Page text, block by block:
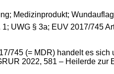
Medizinprodukt;
UWG § 3a; EUV 2017/745
745 (= MDR) handelt es
2022, 581 – Heilerde zur